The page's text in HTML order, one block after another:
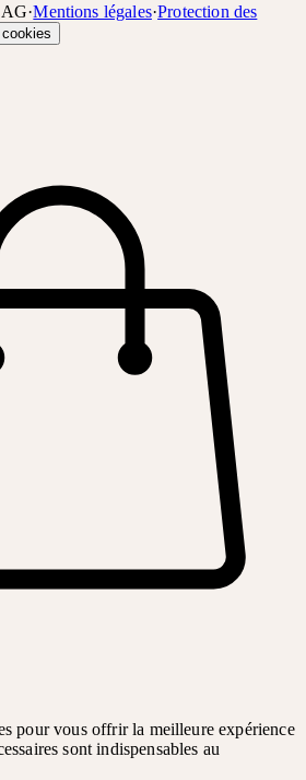
·Mentions légales·Protection des
pour vous offrir la meilleure expérience
sont indispensables au